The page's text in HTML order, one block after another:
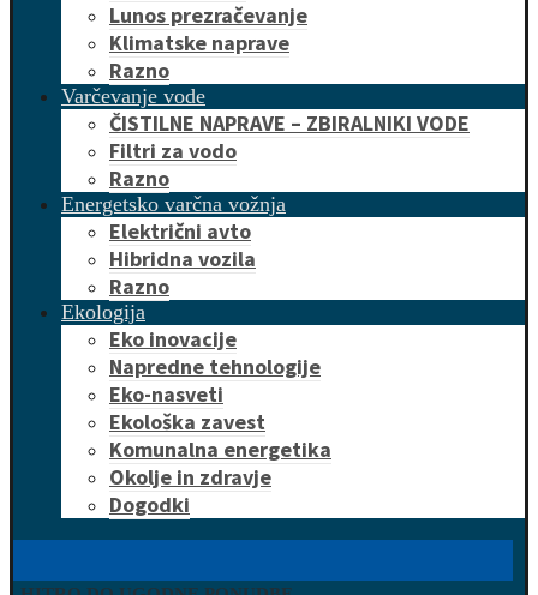
Lunos prezračevanje
Klimatske naprave
Razno
Varčevanje vode
ČISTILNE NAPRAVE – ZBIRALNIKI VODE
Filtri za vodo
Razno
Energetsko varčna vožnja
Električni avto
Hibridna vozila
Razno
Ekologija
Eko inovacije
Napredne tehnologije
Eko-nasveti
Ekološka zavest
Komunalna energetika
Okolje in zdravje
Dogodki